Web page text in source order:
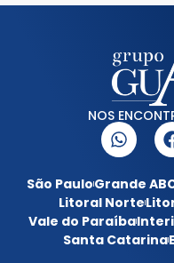
NOS
São PauloGrande
Litoral Norte
Vale do Paraíba
Santa Catarina